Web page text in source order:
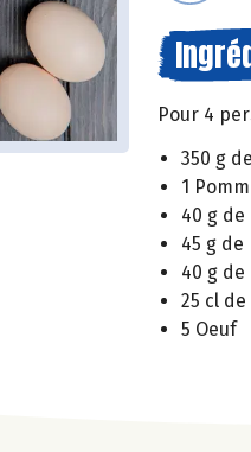
Pour 4
350 g
1
40 g
45 g de
40 g de
25 cl
5 Oeuf